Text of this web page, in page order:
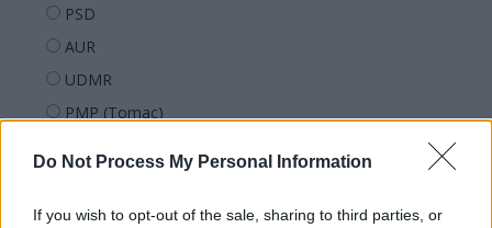
Do Not Process My Personal Information
If you wish to opt-out of the sale, sharing to third parties, or
PSD
AUR
UDMR
PMP (Tomac)
REPER